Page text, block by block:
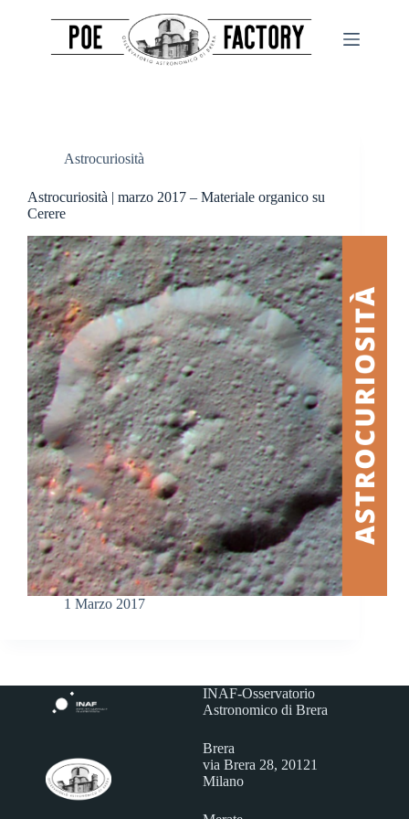
Astrocuriosità
Astrocuriosità | marzo 2017 – Materiale organico su
Cerere
1 Marzo 2017
INAF-Osservatorio
Astronomico di Brera
Brera
via Brera 28, 20121
Milano